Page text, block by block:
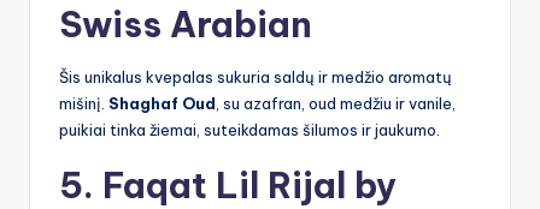
Swiss Arabian
Šis unikalus kvepalas sukuria saldų ir medžio aromatų
mišinį. Shaghaf Oud , su azafran, oud medžiu ir vanile,
puikiai tinka žiemai, suteikdamas šilumos ir jaukumo.
5. Faqat Lil Rijal by